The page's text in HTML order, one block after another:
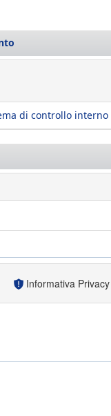
di controllo interno
Informativa Privacy